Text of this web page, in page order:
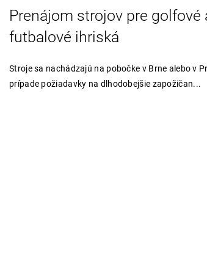
Prenájom strojov pre golfové
futbalové ihriská
Stroje sa nachádzajú na pobočke v Brne alebo v
prípade požiadavky na dlhodobejšie zapožičan...